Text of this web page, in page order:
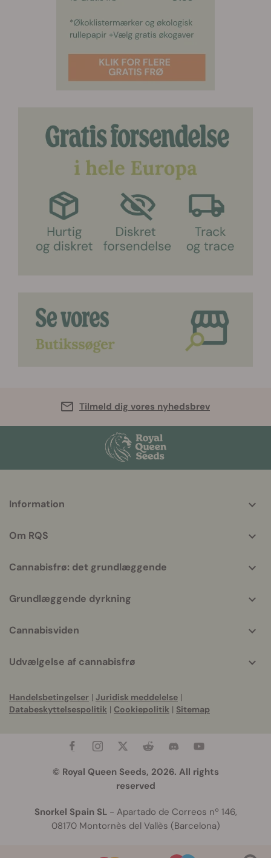
Tilmeld dig vores nyhedsbrev
helpful
Information
Om RQS
Cannabisfrø: det grundlæggende
Grundlæggende dyrkning
Cannabisviden
Udvælgelse af cannabisfrø
Handelsbetingelser | Juridisk meddelelse |
Databeskyttelsespolitik | Cookiepolitik | Sitemap
© Royal Queen Seeds, 2026. All rights
reserved
Snorkel Spain SL- Apartado de Correos nº 146,
08170 Montornès del Vallès (Barcelona)